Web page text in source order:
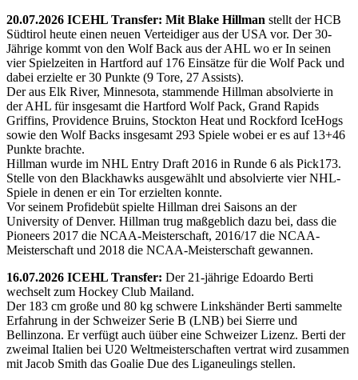
20.07.2026 ICEHL Transfer: Mit Blake Hillman stellt der HCB
Südtirol heute einen neuen Verteidiger aus der USA vor. Der 30-
Jährige kommt von den Wolf Back aus der AHL wo er In seinen
vier Spielzeiten in Hartford auf 176 Einsätze für die Wolf Pack und
dabei erzielte er 30 Punkte (9 Tore, 27 Assists).
Der aus Elk River, Minnesota, stammende Hillman absolvierte in
der AHL für insgesamt die Hartford Wolf Pack, Grand Rapids
Griffins, Providence Bruins, Stockton Heat und Rockford IceHogs
sowie den Wolf Backs insgesamt 293 Spiele wobei er es auf 13+46
Punkte brachte.
Hillman wurde im NHL Entry Draft 2016 in Runde 6 als Pick173.
Stelle von den Blackhawks ausgewählt und absolvierte vier NHL-
Spiele in denen er ein Tor erzielten konnte.
Vor seinem Profidebüt spielte Hillman drei Saisons an der
University of Denver. Hillman trug maßgeblich dazu bei, dass die
Pioneers 2017 die NCAA-Meisterschaft, 2016/17 die NCAA-
Meisterschaft und 2018 die NCAA-Meisterschaft gewannen.
16.07.2026 ICEHL Transfer: Der 21-jährige Edoardo Berti
wechselt zum Hockey Club Mailand.
Der 183 cm große und 80 kg schwere Linkshänder Berti sammelte
Erfahrung in der Schweizer Serie B (LNB) bei Sierre und
Bellinzona. Er verfügt auch üüber eine Schweizer Lizenz. Berti der
zweimal Italien bei U20 Weltmeisterschaften vertrat wird zusammen
mit Jacob Smith das Goalie Due des Liganeulings stellen.